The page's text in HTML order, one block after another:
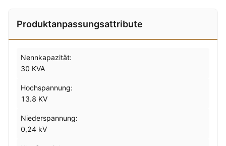
Produktanpassungsattribute
Nennkapazität:
30 KVA
Hochspannung:
13.8 KV
Niederspannung:
0,24 kV